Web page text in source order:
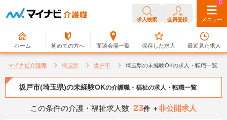
求人検索 会員登録 メニュー
ホーム 初めての方へ 面談会場一覧
0
保存した求人
0
最近見た求人
マイナビ介護職 埼玉県 坂戸市 埼玉県の未経験OKの求人・転職一覧
坂戸市(埼玉県)の未経験OKの介護職・福祉の求人・転職一覧
この条件の介護・福祉求人数 23件 ＋非公開求人